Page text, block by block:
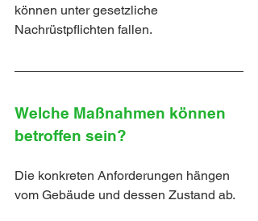
können unter gesetzliche
Nachrüstpflichten fallen.
Welche Maßnahmen können
betroffen sein?
Die konkreten Anforderungen hängen
vom Gebäude und dessen Zustand ab.